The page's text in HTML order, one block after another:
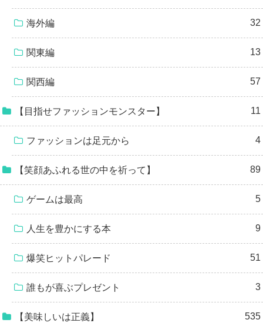
海外編 32
関東編 13
関西編 57
【目指せファッションモンスター】 11
ファッションは足元から 4
【笑顔あふれる世の中を祈って】 89
ゲームは最高 5
人生を豊かにする本 9
爆笑ヒットパレード 51
誰もが喜ぶプレゼント 3
【美味しいは正義】 535